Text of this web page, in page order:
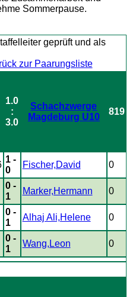
Sommerpause.
1.0
:
3.0
Schachzwerge
Magdeburg U10
819
1 -
0
Fischer,David 0
0 -
1
Marker,Hermann 0
0 -
1
Alhaj Ali,Helene 0
0 -
1
Wang,Leon 0